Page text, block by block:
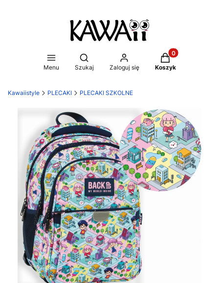
Menu
Otwórz wyszukiwarkę
Szukaj Zaloguj się
Produkty w
Koszyk
Kawaiistyle PLECAKI PLECAKI SZKOLNE